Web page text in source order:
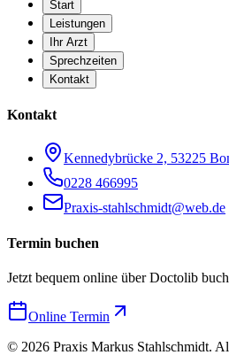
Start
Leistungen
Ihr Arzt
Sprechzeiten
Kontakt
Kontakt
Kennedybrücke 2, 53225
0228 466995
Praxis-stahlschmidt@web.de
Termin buchen
Jetzt bequem online über Doctolib
Online Termin
© 2026 Praxis Markus Stahlschmidt.